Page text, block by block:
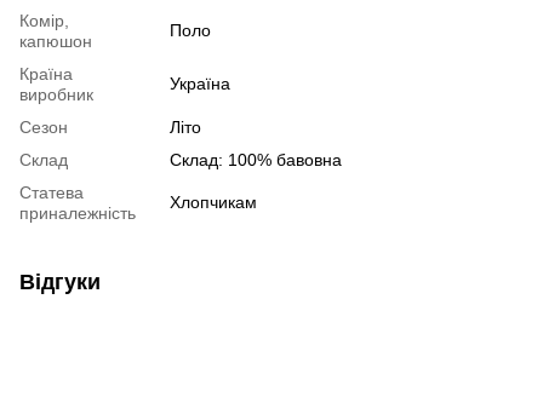
Комір,
капюшон
Поло
Країна
виробник
Україна
Сезон
Літо
Склад
Склад: 100% бавовна
Статева
приналежність
Хлопчикам
Відгуки